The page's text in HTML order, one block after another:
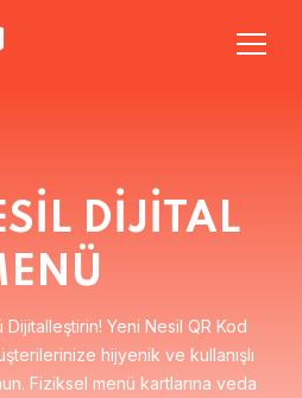
DİJİTAL
Yeni Nesil QR Kod
hijyenik ve kullanışlı
Fiziksel menü kartlarına veda